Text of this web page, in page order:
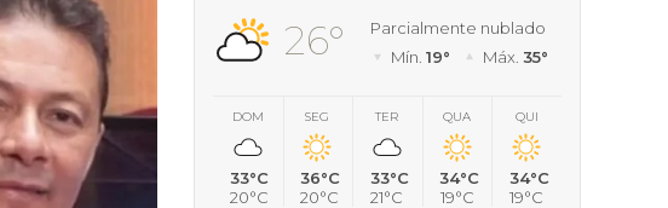
26°
Parcialmente nublado
Mín. 19° Máx. 35°
DOM
33°C
20°C
SEG
36°C
20°C
TER
33°C
21°C
QUA
34°C
19°C
QUI
34°C
19°C